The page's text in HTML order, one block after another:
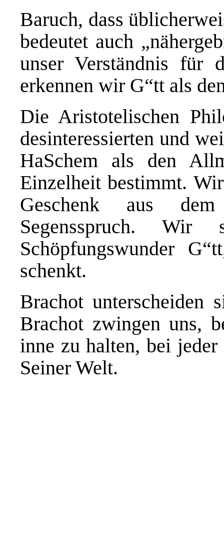
Baruch, dass
bedeutet auch
unser Verständnis für
erkennen wir G“tt als
Die Aristotelischen
desinteressierten und
HaSchem als den
Einzelheit bestimmt.
Geschenk aus
Segensspruch.
Schöpfungswunder
schenkt.
Brachot unterscheiden
Brachot zwingen uns,
inne zu halten, bei
Seiner Welt.